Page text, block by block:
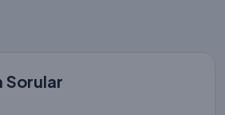
Sorular